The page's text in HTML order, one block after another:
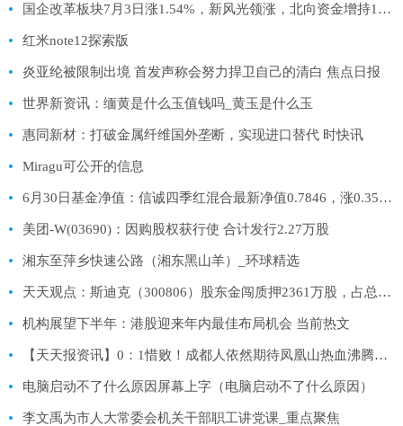
国企改革板块7月3日涨1.54%，新风光领涨，北向资金增持13.42亿元
红米note12探索版
炎亚纶被限制出境 首发声称会努力捍卫自己的清白 焦点日报
世界新资讯：缅黄是什么玉值钱吗_黄玉是什么玉
惠同新材：打破金属纤维国外垄断，实现进口替代 时快讯
Miragu可公开的信息
6月30日基金净值：信诚四季红混合最新净值0.7846，涨0.35%_每日速看
美团-W(03690)：因购股权获行使 合计发行2.27万股
湘东至萍乡快速公路（湘东黑山羊）_环球精选
天天观点：斯迪克（300806）股东金闯质押2361万股，占总股本5.21%
机构展望下半年：港股迎来年内最佳布局机会 当前热文
【天天报资讯】0：1惜败！成都人依然期待凤凰山热血沸腾的赛场！
电脑启动不了什么原因屏幕上字（电脑启动不了什么原因）
李文禹为市人大常委会机关干部职工讲党课_重点聚焦